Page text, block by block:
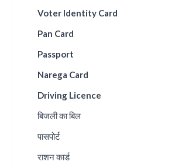
Voter Identity Card
Pan Card
Passport
Narega Card
Driving Licence
बिजली का बिल
पासपोर्ट
राशन कार्ड